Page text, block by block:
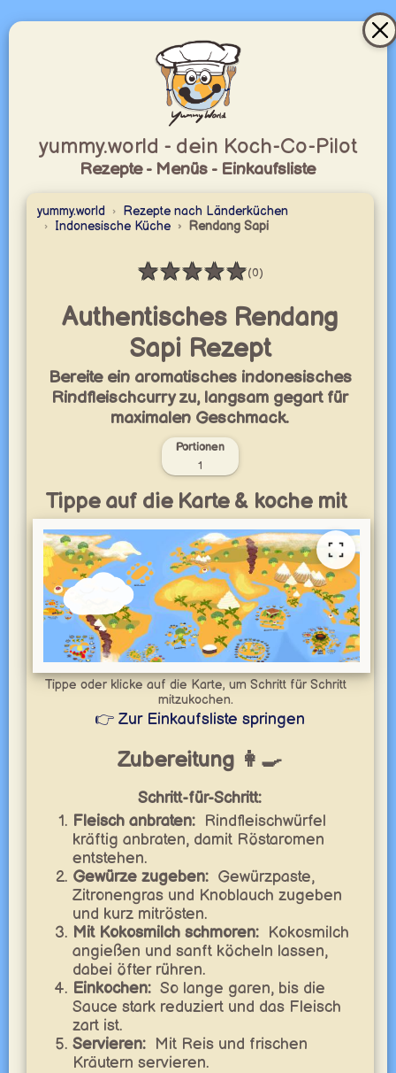
yummy.world - dein Koch-Co-Pilot
Rezepte - Menüs - Einkaufsliste
yummy.world
Rezepte nach Länderküchen
Indonesische Küche
Rendang Sapi
★★★★★
Bewertung: 0 / 5
(0)
Authentisches Rendang
Sapi Rezept
Bereite ein aromatisches indonesisches
Rindfleischcurry zu, langsam gegart für
maximalen Geschmack.
Portionen
1
Tippe auf die Karte & koche mit
Tippe oder klicke auf die Karte, um Schritt für Schritt
mitzukochen.
👉 Zur Einkaufsliste springen
Zubereitung 👩‍🍳
Schritt-für-Schritt:
Fleisch anbraten: Rindfleischwürfel
kräftig anbraten, damit Röstaromen
entstehen.
Gewürze zugeben: Gewürzpaste,
Zitronengras und Knoblauch zugeben
und kurz mitrösten.
Mit Kokosmilch schmoren: Kokosmilch
angießen und sanft köcheln lassen,
dabei öfter rühren.
Einkochen: So lange garen, bis die
Sauce stark reduziert und das Fleisch
zart ist.
Servieren: Mit Reis und frischen
Kräutern servieren.